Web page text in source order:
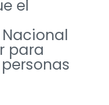
el
para